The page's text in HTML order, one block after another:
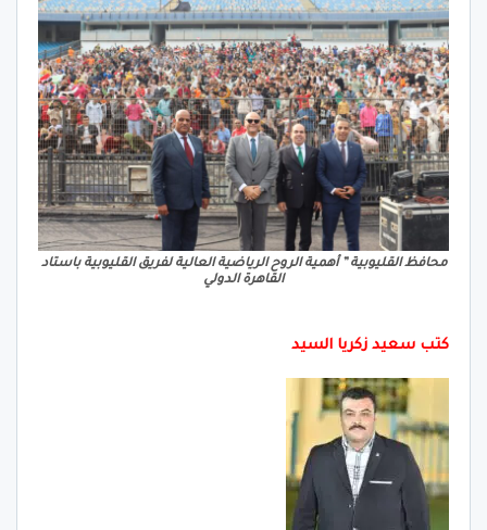
محافظ القليوبية ” أهمية الروح الرياضية العالية لفريق القليوبية باستاد
القاهرة الدولي
كتب سعيد زكريا السيد